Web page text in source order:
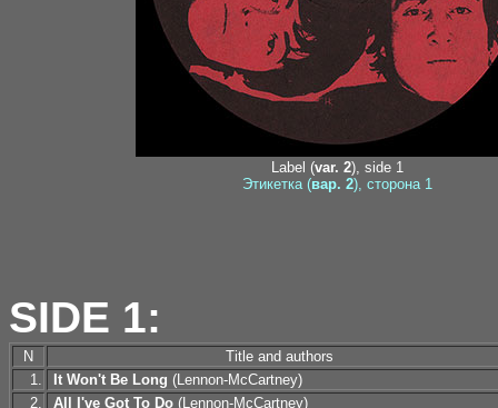
Label (var. 2), side 1
Этикетка (вар. 2), сторона 1
SIDE 1:
N
Title and authors
1.
It Won't Be Long (Lennon-McCartney)
2.
All I've Got To Do (Lennon-McCartney)